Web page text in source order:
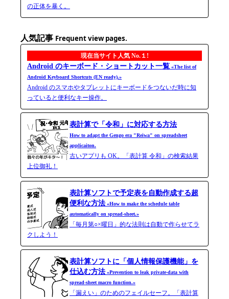
の正体を暴く。
人気記事 Frequent view pages.
現在当サイト人気 No.１!
Android のキーボード・ショートカット一覧 «The list of
Android Keyboard Shortcuts (EN ready).»
Android のスマホやタブレットにキーボードをつないだ時に知
っていると便利なキー操作。
表計算で「令和」に対応する方法
How to adapt the Gengo era "Reiwa" on spreadsheet
applicaiton.
古いアプリも OK。「表計算 令和」の検索結果
上位御礼！
表計算ソフトで予定表を自動作成する超
便利な方法«How to make the schedule table
automatically on spread-sheet.»
「毎月第○×曜日」的な法則は自動で作らせてラ
クしよう！
表計算ソフトに「個人情報保護機能」を
仕込む方法«Prevention to leak private-data with
spread-​sheet macro function.»
「漏えい」のためのフェイルセーフ。「表計算